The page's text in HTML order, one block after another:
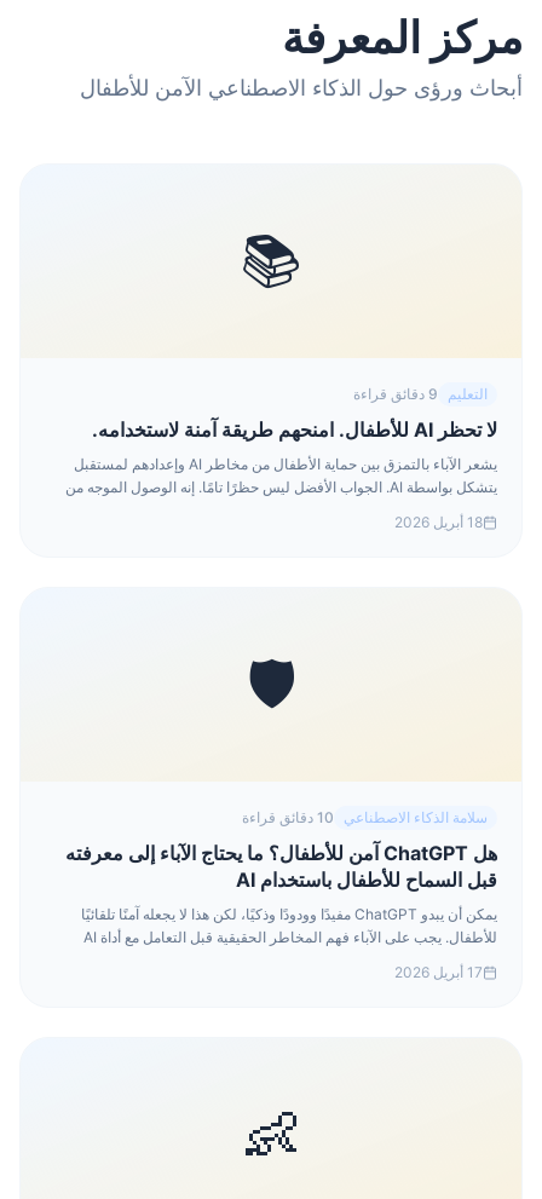
مركز المعرفة
أبحاث ورؤى حول الذكاء الاصطناعي الآمن للأطفال
📚
التعليم 9 دقائق قراءة
لا تحظر AI للأطفال. امنحهم طريقة آمنة لاستخدامه.
يشعر الآباء بالتمزق بين حماية الأطفال من مخاطر AI وإعدادهم لمستقبل
يتشكل بواسطة AI. الجواب الأفضل ليس حظرًا تامًا. إنه الوصول الموجه من
خلال أدوات أكثر أمانًا مصممة للأطفال.
18 أبريل 2026
🛡️
سلامة الذكاء الاصطناعي 10 دقائق قراءة
هل ChatGPT آمن للأطفال؟ ما يحتاج الآباء إلى معرفته
قبل السماح للأطفال باستخدام AI
يمكن أن يبدو ChatGPT مفيدًا وودودًا وذكيًا، لكن هذا لا يجعله آمنًا تلقائيًا
للأطفال. يجب على الآباء فهم المخاطر الحقيقية قبل التعامل مع أداة AI
للبالغين كمساعد صديق للأطفال.
17 أبريل 2026
👶